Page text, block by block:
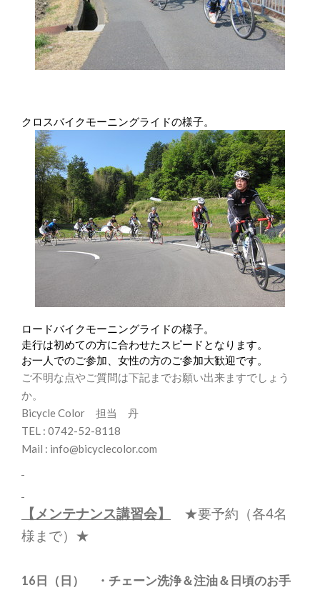
クロスバイクモーニングライドの様子。
ロードバイクモーニングライドの様子。
走行は初めての方に合わせたスピードとなります。
お一人でのご参加、女性の方のご参加大歓迎です。
ご不明な点やご質問は下記までお願い出来ますでしょう
か。
Bicycle Color 担当 丹
TEL : 0742-52-8118
Mail : info@bicyclecolor.com
【メンテナンス講習会】
★要予約（各4名
様まで）★
16日（日）
・チェーン洗浄＆注油＆日頃のお手